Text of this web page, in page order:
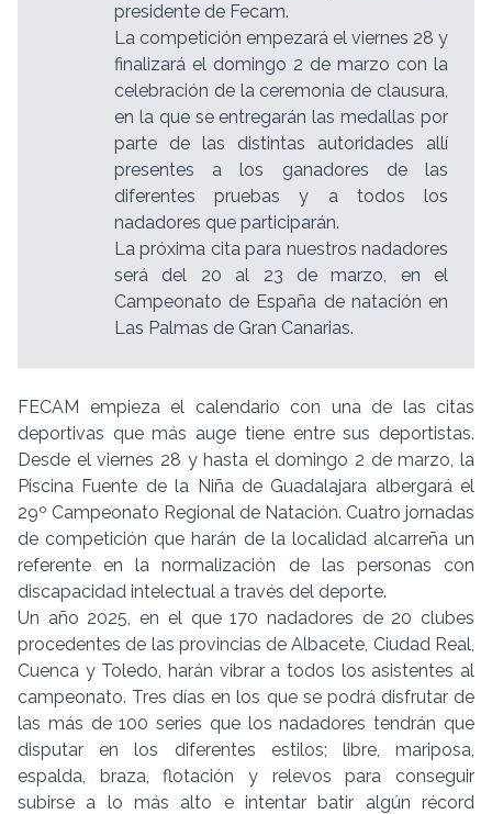
presidente de Fecam.
La competición empezará el viernes 28 y
finalizará el domingo 2 de marzo con la
celebración de la ceremonia de clausura,
en la que se entregarán las medallas por
parte de las distintas autoridades allí
presentes a los ganadores de las
diferentes pruebas y a todos los
nadadores que participarán.
La próxima cita para nuestros nadadores
será del 20 al 23 de marzo, en el
Campeonato de España de natación en
Las Palmas de Gran Canarias.
FECAM empieza el calendario con una de las citas
deportivas que más auge tiene entre sus deportistas.
Desde el viernes 28 y hasta el domingo 2 de marzo, la
Piscina Fuente de la Niña de Guadalajara albergará el
29º Campeonato Regional de Natación. Cuatro jornadas
de competición que harán de la localidad alcarreña un
referente en la normalización de las personas con
discapacidad intelectual a través del deporte.
Un año 2025, en el que 170 nadadores de 20 clubes
procedentes de las provincias de Albacete, Ciudad Real,
Cuenca y Toledo, harán vibrar a todos los asistentes al
campeonato. Tres días en los que se podrá disfrutar de
las más de 100 series que los nadadores tendrán que
disputar en los diferentes estilos; libre, mariposa,
espalda, braza, flotación y relevos para conseguir
subirse a lo más alto e intentar batir algún récord